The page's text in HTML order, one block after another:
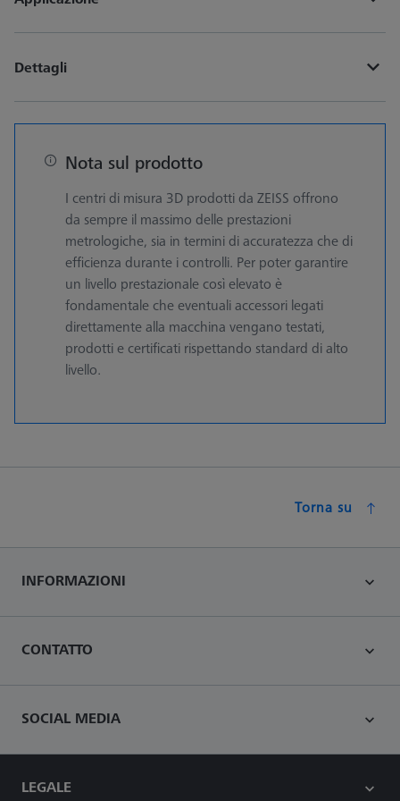
Dettagli
Nota sul prodotto
I centri di misura 3D prodotti da ZEISS offrono
da sempre il massimo delle prestazioni
metrologiche, sia in termini di accuratezza che di
efficienza durante i controlli. Per poter garantire
un livello prestazionale così elevato è
fondamentale che eventuali accessori legati
direttamente alla macchina vengano testati,
prodotti e certificati rispettando standard di alto
livello.
Torna su
INFORMAZIONI
CONTATTO
SOCIAL MEDIA
LEGALE